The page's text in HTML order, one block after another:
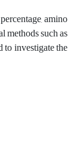
amino
methods such as
investigate the